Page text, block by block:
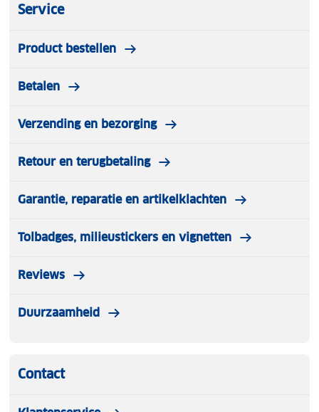
Service
Product bestellen
Betalen
Verzending en bezorging
Retour en terugbetaling
Garantie, reparatie en artikelklachten
Tolbadges, milieustickers en vignetten
Reviews
Duurzaamheid
Contact